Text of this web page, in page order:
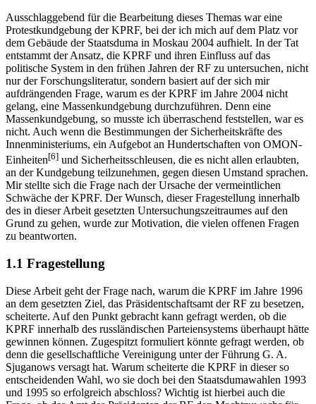
Ausschlaggebend für die Bearbeitung dieses Themas war eine
Protestkundgebung der KPRF, bei der ich mich auf dem Platz vor
dem Gebäude der Staatsduma in Moskau 2004 aufhielt. In der Tat
entstammt der Ansatz, die KPRF und ihren Einfluss auf das
politische System in den frühen Jahren der RF zu untersuchen, nicht
nur der Forschungsliteratur, sondern basiert auf der sich mir
aufdrängenden Frage, warum es der KPRF im Jahre 2004 nicht
gelang, eine Massenkundgebung durchzuführen. Denn eine
Massenkundgebung, so musste ich überraschend feststellen, war es
nicht. Auch wenn die Bestimmungen der Sicherheitskräfte des
Innenministeriums, ein Aufgebot an Hundertschaften von OMON-
Einheiten[6] und Sicherheitsschleusen, die es nicht allen erlaubten,
an der Kundgebung teilzunehmen, gegen diesen Umstand sprachen.
Mir stellte sich die Frage nach der Ursache der vermeintlichen
Schwäche der KPRF. Der Wunsch, dieser Fragestellung innerhalb
des in dieser Arbeit gesetzten Untersuchungszeitraumes auf den
Grund zu gehen, wurde zur Motivation, die vielen offenen Fragen
zu beantworten.
1.1 Fragestellung
Diese Arbeit geht der Frage nach, warum die KPRF im Jahre 1996
an dem gesetzten Ziel, das Präsidentschaftsamt der RF zu besetzen,
scheiterte. Auf den Punkt gebracht kann gefragt werden, ob die
KPRF innerhalb des russländischen Parteiensystems überhaupt hätte
gewinnen können. Zugespitzt formuliert könnte gefragt werden, ob
denn die gesellschaftliche Vereinigung unter der Führung G. A.
Sjuganows versagt hat. Warum scheiterte die KPRF in dieser so
entscheidenden Wahl, wo sie doch bei den Staatsdumawahlen 1993
und 1995 so erfolgreich abschloss? Wichtig ist hierbei auch die